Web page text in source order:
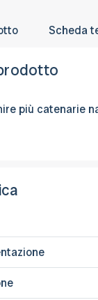
Scheda
più catenarie